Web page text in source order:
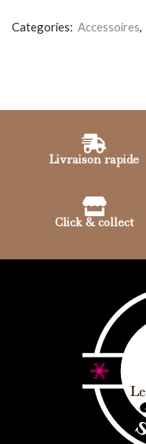
Categories: Accessoires,
Livraison rapide
Click & collect